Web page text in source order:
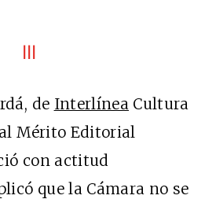
III
de Interlínea Cultura
Mérito Editorial
con actitud
que la Cámara no se